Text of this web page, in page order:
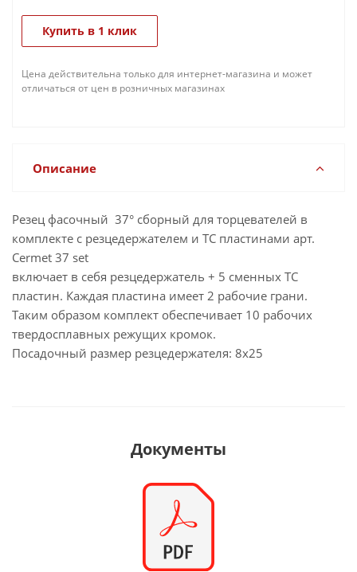
Купить в 1 клик
Цена действительна только для интернет-магазина и может
отличаться от цен в розничных магазинах
Описание
Резец фасочный 37° сборный для торцевателей в
комплекте с резцедержателем и ТС пластинами арт.
Cermet 37 set
включает в себя резцедержатель + 5 сменных ТС
пластин. Каждая пластина имеет 2 рабочие грани.
Таким образом комплект обеспечивает 10 рабочих
твердосплавных режущих кромок.
Посадочный размер резцедержателя: 8х25
Документы